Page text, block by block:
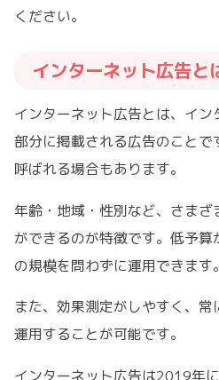
ください。
インターネット広告と
インターネット広告とは、イ
部分に掲載される広告のことで
呼ばれる場合もあります。
年齢・地域・性別など、さま
ができるのが特徴です。低予
の規模を問わずに運用できます。
また、効果測定がしやすく、
運用することが可能です。
インターネット広告は2019年